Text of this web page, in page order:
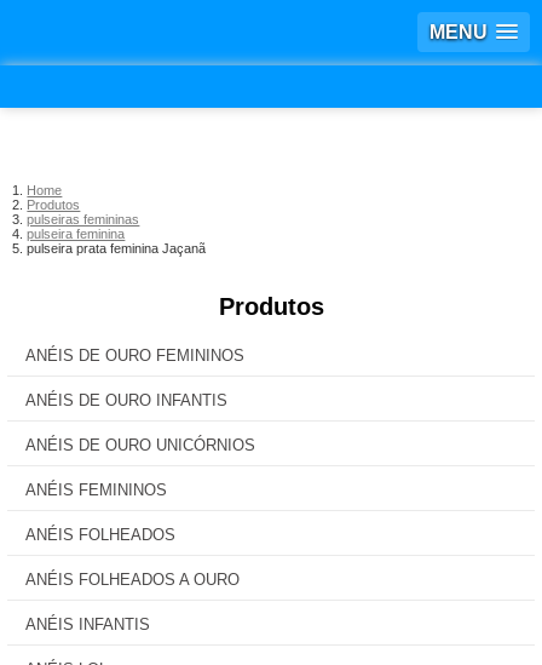
MENU
Home
Produtos
pulseiras femininas
pulseira feminina
pulseira prata feminina Jaçanã
Produtos
ANÉIS DE OURO FEMININOS
ANÉIS DE OURO INFANTIS
ANÉIS DE OURO UNICÓRNIOS
ANÉIS FEMININOS
ANÉIS FOLHEADOS
ANÉIS FOLHEADOS A OURO
ANÉIS INFANTIS